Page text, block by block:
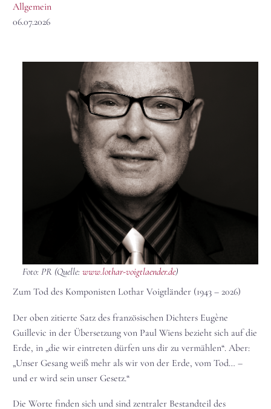
Allgemein
06.07.2026
Foto: PR (Quelle: www.lothar-voigtlaender.de)
Zum Tod des Komponisten Lothar Voigtländer (1943 – 2026)
Der oben zitierte Satz des französischen Dichters Eugène
Guillevic in der Übersetzung von Paul Wiens bezieht sich auf die
Erde, in „die wir eintreten dürfen uns dir zu vermählen“. Aber:
„Unser Gesang weiß mehr als wir von der Erde, vom Tod… –
und er wird sein unser Gesetz.“
Die Worte finden sich und sind zentraler Bestandteil des